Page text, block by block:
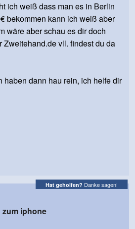
ich weiß dass man es in Berlin
bekommen kann ich weiß aber
wäre aber schau es dir doch
Zweitehand.de vll. findest du da
haben dann hau rein, ich helfe dir
Hat geholfen? Danke sagen!
zum iphone